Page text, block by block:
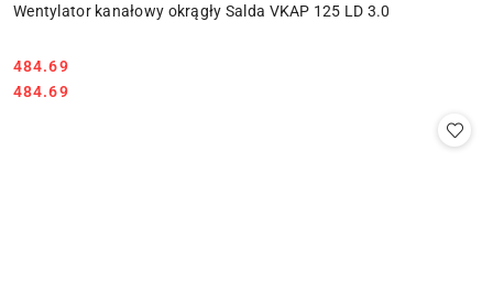
Wentylator kanałowy okrągły Salda VKAP 125 LD 3.0
Cena:
484.69
Cena:
484.69